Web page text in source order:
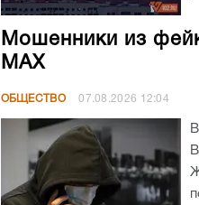
Мошенники из
МАХ
ОБЩЕСТВО 07.08.2026 12:04